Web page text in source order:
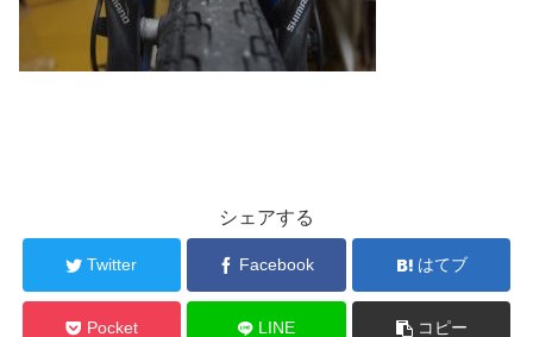
シェアする
Twitter Facebook はてブ
Pocket LINE コピー